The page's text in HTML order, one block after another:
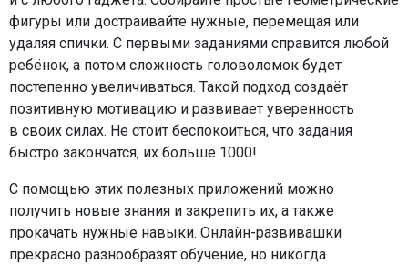
фигуры или достраивайте нужные, перемещая или
удаляя спички. С первыми заданиями справится любой
ребёнок, а потом сложность головоломок будет
постепенно увеличиваться. Такой подход создаёт
позитивную мотивацию и развивает уверенность
в своих силах. Не стоит беспокоиться, что задания
быстро закончатся, их больше 1000!
С помощью этих полезных приложений можно
получить новые знания и закрепить их, а также
прокачать нужные навыки. Онлайн-развивашки
прекрасно разнообразят обучение, но никогда